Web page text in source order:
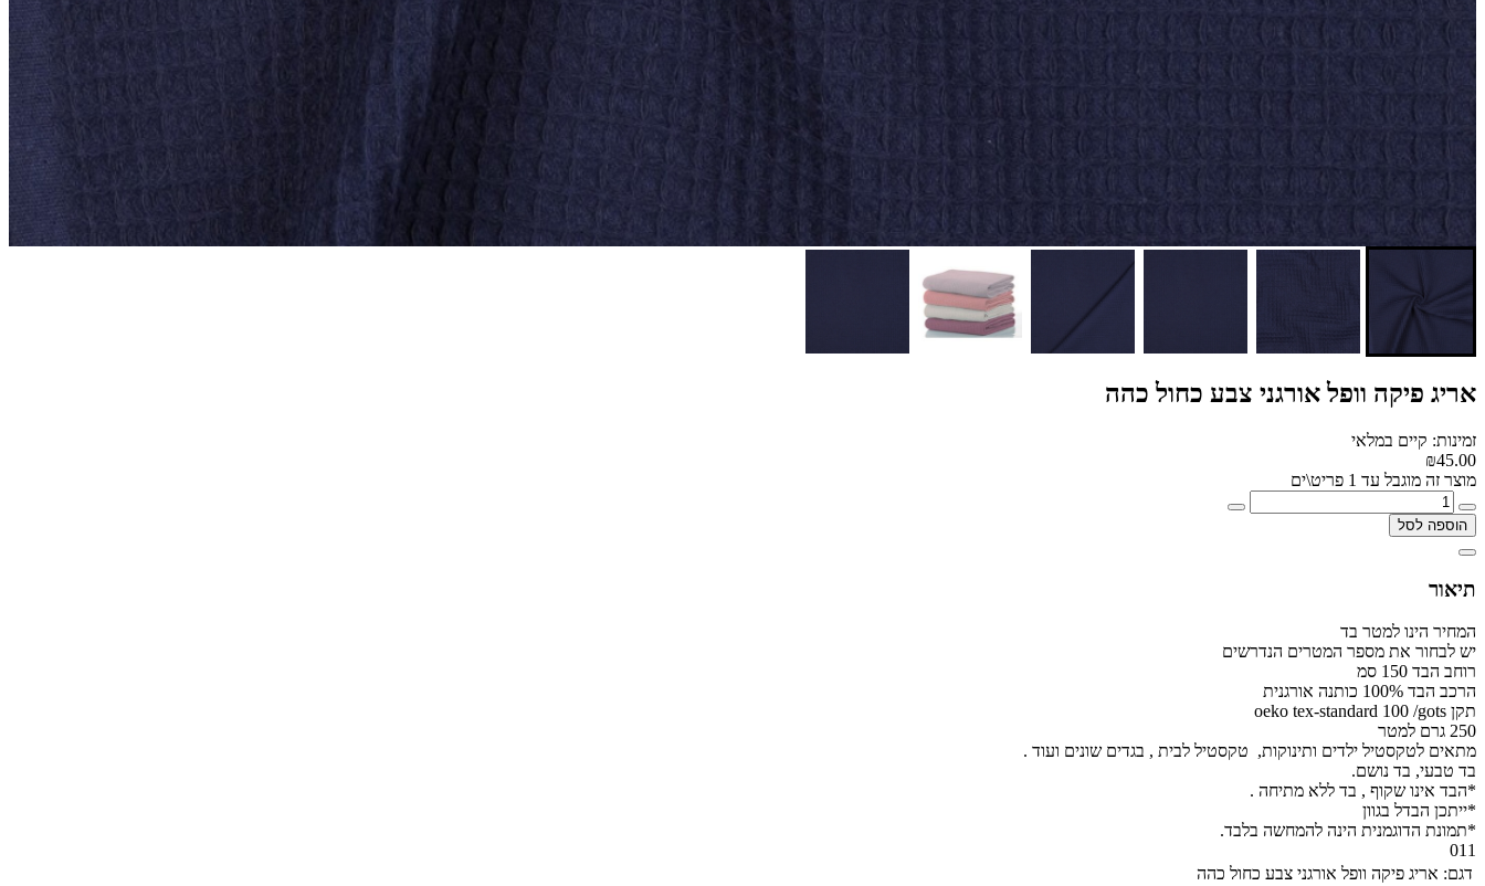
אריג פיקה וופל אורגני צבע כחול כהה
זמינות: קיים במלאי
₪45.00
מוצר זה מוגבל עד 1 פריט\ים
הוספה לסל
תיאור
המחיר הינו למטר בד
יש לבחור את מספר המטרים הנדרשים
רוחב הבד 150 סמ
הרכב הבד 100% כותנה אורגנית
תקן oeko tex-standard 100 /gots
250 גרם למטר
מתאים לטקסטיל ילדים ותינוקות, טקסטיל לבית , בגדים שונים ועוד .
בד טבעי, בד נושם.
*הבד אינו שקוף , בד ללא מתיחה .
*ייתכן הבדל בגוון
*תמונת הדוגמנית הינה להמחשה בלבד.
011
דגם: אריג פיקה וופל אורגני צבע כחול כהה